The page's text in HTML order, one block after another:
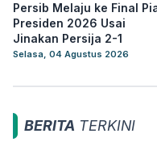
Persib Melaju ke Final
Presiden 2026 Usai
Jinakan Persija 2-1
Selasa, 04 Agustus 2026
BERITA TERKINI